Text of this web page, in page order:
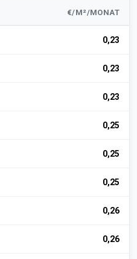
€/M²/MONAT
0,23
0,23
0,23
0,25
0,25
0,25
0,26
0,26